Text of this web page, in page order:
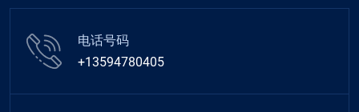
电话号码
+13594780405